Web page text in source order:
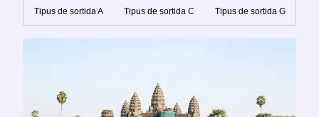
Tipus de sortida A Tipus de sortida C Tipus de sortida G